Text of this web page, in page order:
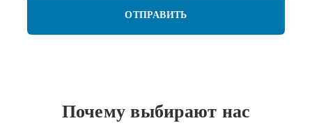
Почему выбирают нас